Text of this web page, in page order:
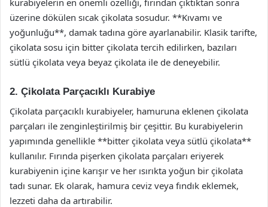
kurabiyelerin en önemli özelliği, fırından çıktıktan sonra
üzerine dökülen sıcak çikolata sosudur. **Kıvamı ve
yoğunluğu**, damak tadına göre ayarlanabilir. Klasik tarifte,
çikolata sosu için bitter çikolata tercih edilirken, bazıları
sütlü çikolata veya beyaz çikolata ile de deneyebilir.
2. Çikolata Parçacıklı Kurabiye
Çikolata parçacıklı kurabiyeler, hamuruna eklenen çikolata
parçaları ile zenginleştirilmiş bir çeşittir. Bu kurabiyelerin
yapımında genellikle **bitter çikolata veya sütlü çikolata**
kullanılır. Fırında pişerken çikolata parçaları eriyerek
kurabiyenin içine karışır ve her ısırıkta yoğun bir çikolata
tadı sunar. Ek olarak, hamura ceviz veya fındık eklemek,
lezzeti daha da artırabilir.